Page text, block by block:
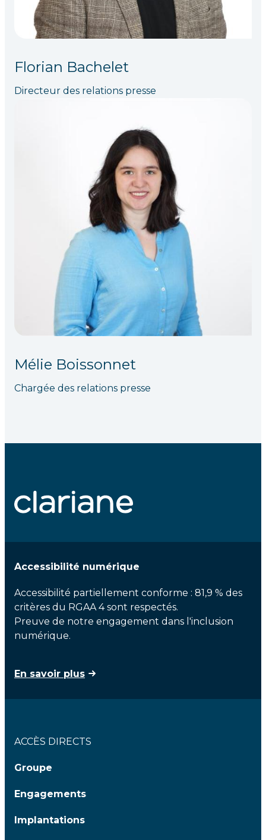
Florian Bachelet
Directeur des relations presse
Mélie Boissonnet
Chargée des relations presse
Accessibilité numérique
Accessibilité partiellement conforme : 81,9 % des
critères du RGAA 4 sont respectés.
Preuve de notre engagement dans l'inclusion
numérique.
En savoir plus
ACCÈS DIRECTS
Groupe
Engagements
Implantations